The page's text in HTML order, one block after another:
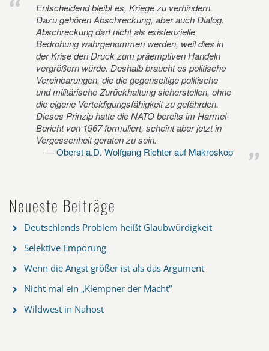
Entscheidend bleibt es, Kriege zu verhindern.
Dazu gehören Abschreckung, aber auch Dialog.
Abschreckung darf nicht als existenzielle
Bedrohung wahrgenommen werden, weil dies in
der Krise den Druck zum präemptiven Handeln
vergrößern würde. Deshalb braucht es politische
Vereinbarungen, die die gegenseitige politische
und militärische Zurückhaltung sicherstellen, ohne
die eigene Verteidigungsfähigkeit zu gefährden.
Dieses Prinzip hatte die NATO bereits im Harmel-
Bericht von 1967 formuliert, scheint aber jetzt in
Vergessenheit geraten zu sein.
Oberst a.D. Wolfgang Richter auf Makroskop
Neueste Beiträge
Deutschlands Problem heißt Glaubwürdigkeit
Selektive Empörung
Wenn die Angst größer ist als das Argument
Nicht mal ein „Klempner der Macht“
Wildwest in Nahost